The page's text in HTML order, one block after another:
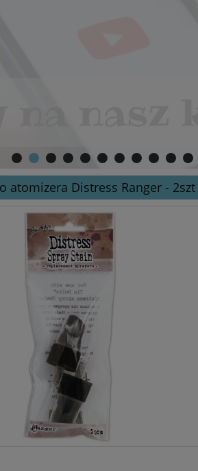
atomizera Distress Ranger - 2szt